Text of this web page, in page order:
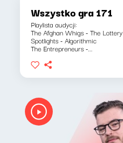
Wszystko gra 171
Playlista audycji:
The Afghan Whigs - The Lottery
Spotlights - Algorithmic
The Entrepreneurs -...